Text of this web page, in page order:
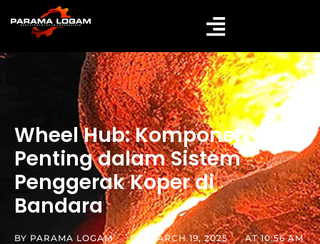
Wheel Hub: Komponen
Penting dalam Sistem
Penggerak Koper di
Bandara
BY PARAMA LOGAM ON MARCH 19, 2025 AT 10:56 AM